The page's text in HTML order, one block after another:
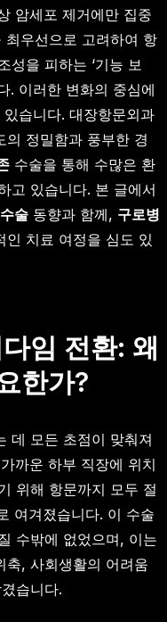
암세포 제거에만 집중
우선으로 고려하여 항
성을 피하는 ‘기능 보
. 이러한 변화의 중심에
있습니다. 대장항문외과
의 정밀함과 풍부한 경
수술을 통해 수많은 환
고 있습니다. 본 글에서
술 동향과 함께, 구로병
인 치료 여정을 심도 있
임 전환: 왜
한가?
데 모든 초점이 맞춰져
까운 하부 직장에 위치
위해 항문까지 모두 절
여겨졌습니다. 이 수술
수밖에 없었으며, 이는
축, 사회생활의 어려움
습니다.